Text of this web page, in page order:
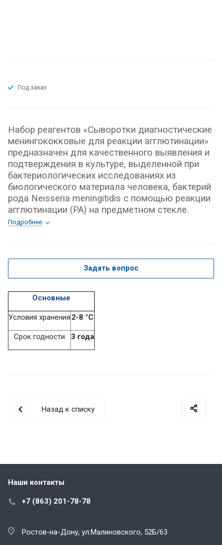
Под заказ
Набор реагентов «Сыворотки диагностические
менингококковые для реакции агглютинации»
предназначен для качественного выявления и
подтверждения в культуре, выделенной при
бактериологических исследованиях из
биологического материала человека, бактерий
рода Neisseria meningitidis с помощью реакции
агглютинации (РА) на предметном стекле.
Подробнее
Задать вопрос
Основные
Условия хранения 2-8 °С
Срок годности 3 года
Назад к списку
Наши контакты
+7 (863) 201-78-78
Ростов-на-Дону, ул.Малиновского, 52Б/63